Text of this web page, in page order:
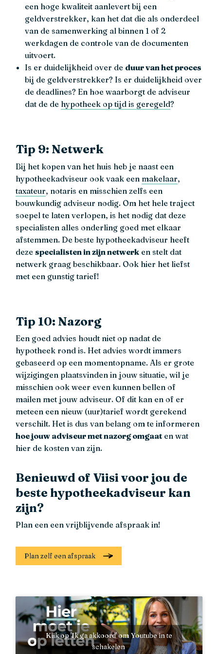
een hoge kwaliteit aanlevert bij een
geldverstrekker, kan het dat die als onderdeel
van de samenwerking al binnen 1 of 2
werkdagen de controle van de documenten
uitvoert.
Is er duidelijkheid over de duur van het proces
bij de geldverstrekker? Is er duidelijkheid over
de deadlines? En hoe waarborgt de adviseur
dat de de hypotheek op tijd is geregeld?
Tip 9: Netwerk
Bij het kopen van het huis heb je naast een
hypotheekadviseur ook vaak een makelaar,
taxateur, notaris en misschien zelfs een
bouwkundig adviseur nodig. Om het hele traject
soepel te laten verlopen, is het nodig dat deze
specialisten alles onderling goed met elkaar
afstemmen. De beste hypotheekadviseur heeft
deze specialisten in zijn netwerk en stelt dat
netwerk graag beschikbaar. Ook hier het liefst
met een gunstig tarief!
Tip 10: Nazorg
Een goed advies houdt niet op nadat de
hypotheek rond is. Het advies wordt immers
gebaseerd op een momentopname. Als er grote
wijzigingen plaatsvinden in jouw situatie, wil je
misschien ook weer even kunnen bellen of
mailen met jouw adviseur. Of dit kan en of er
meteen een nieuw (uur)tarief wordt gerekend
verschilt. Het is dus van belang om te informeren
hoe jouw adviseur met nazorg omgaat en wat
hier de kosten van zijn.
Benieuwd of Viisi voor jou de
beste hypotheekadviseur kan
zijn?
Plan een een vrijblijvende afspraak in!
Plan zelf een afspraak
Klik op 'Ik ga akkoord' om Youtube in te
schakelen